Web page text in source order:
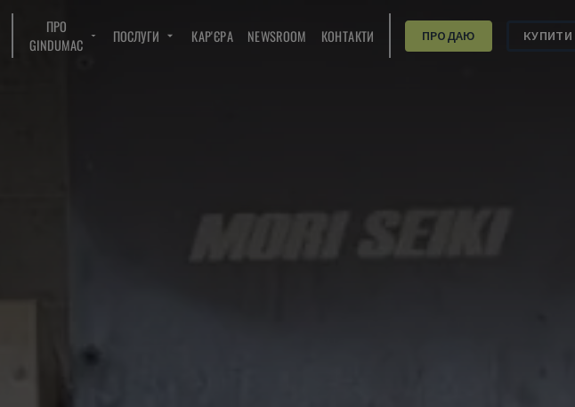
ПРО
GINDUMAC
ПОСЛУГИ КАР'ЄРА NEWSROOM КОНТАКТИ ПРОДАЮ КУПИТИ